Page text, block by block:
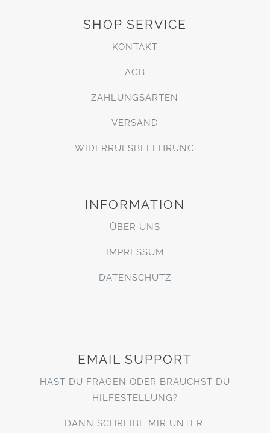
SHOP SERVICE
KONTAKT
AGB
ZAHLUNGSARTEN
VERSAND
WIDERRUFSBELEHRUNG
INFORMATION
ÜBER UNS
IMPRESSUM
DATENSCHUTZ
EMAIL SUPPORT
HAST DU FRAGEN ODER BRAUCHST DU
HILFESTELLUNG?
DANN SCHREIBE MIR UNTER: